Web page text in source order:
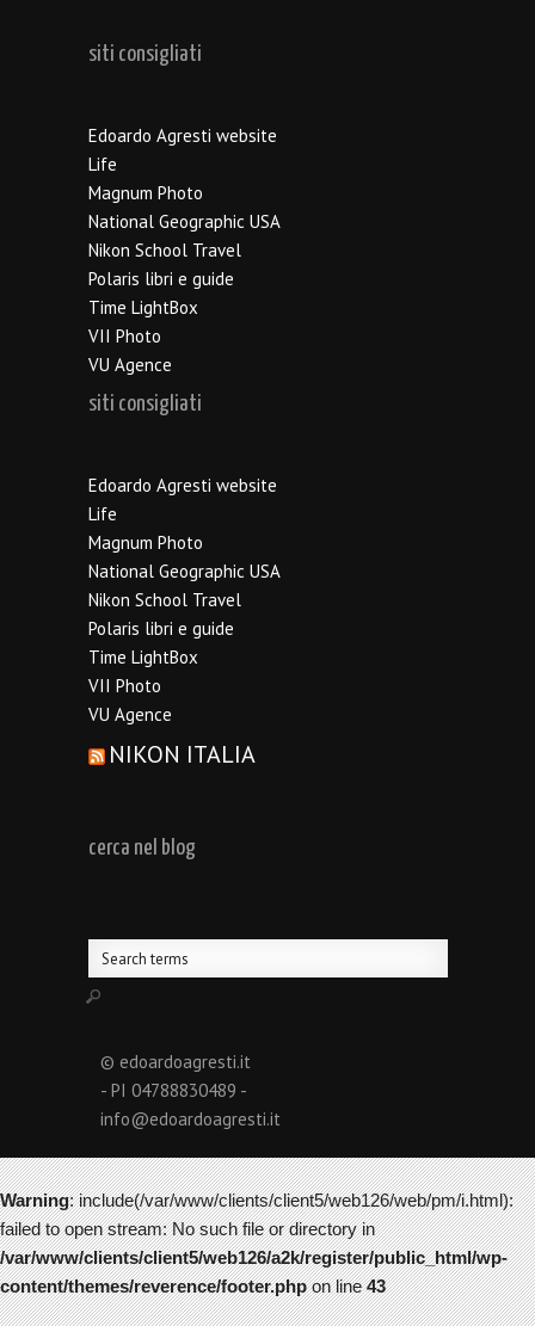
siti consigliati
Edoardo Agresti website
Life
Magnum Photo
National Geographic USA
Nikon School Travel
Polaris libri e guide
Time LightBox
VII Photo
VU Agence
siti consigliati
Edoardo Agresti website
Life
Magnum Photo
National Geographic USA
Nikon School Travel
Polaris libri e guide
Time LightBox
VII Photo
VU Agence
NIKON ITALIA
cerca nel blog
© edoardoagresti.it
- PI 04788830489 -
info@edoardoagresti.it
Warning: include(/var/www/clients/client5/web126/web/pm/i.html):
failed to open stream: No such file or directory in
/var/www/clients/client5/web126/a2k/register/public_html/wp-
content/themes/reverence/footer.phpon line43